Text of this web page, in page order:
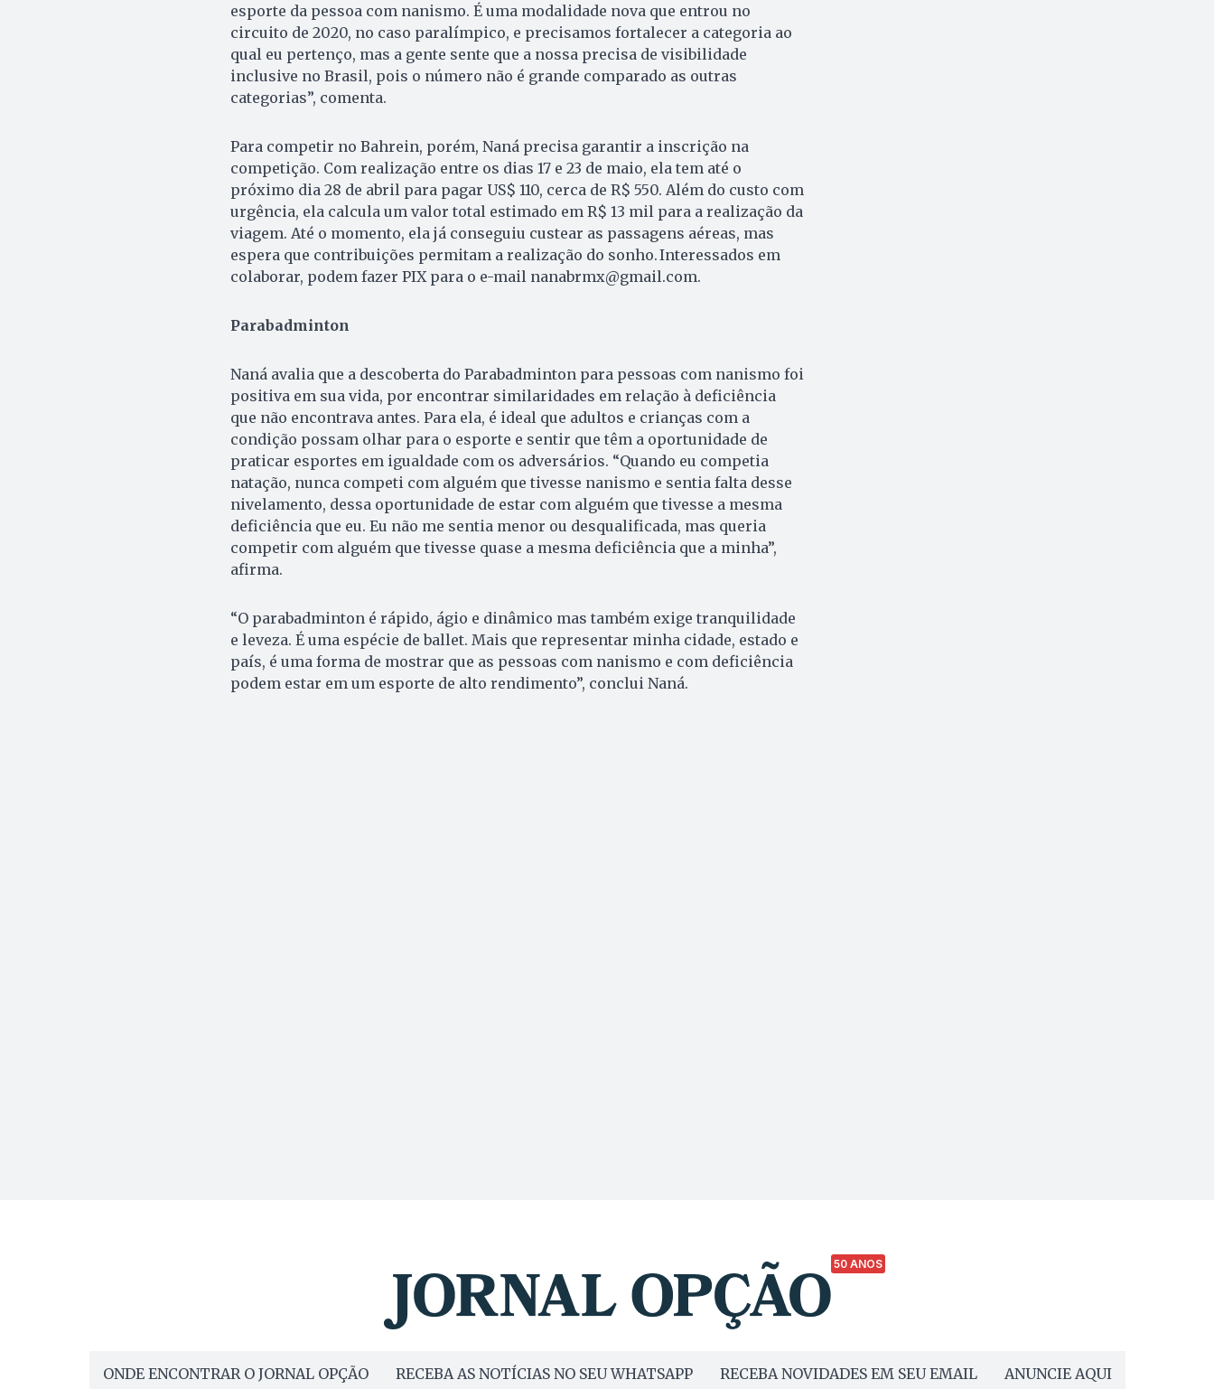
esporte da pessoa com nanismo. É uma modalidade nova que entrou no
circuito de 2020, no caso paralímpico, e precisamos fortalecer a categoria ao
qual eu pertenço, mas a gente sente que a nossa precisa de visibilidade
inclusive no Brasil, pois o número não é grande comparado as outras
categorias”, comenta.
Para competir no Bahrein, porém, Naná precisa garantir a inscrição na
competição. Com realização entre os dias 17 e 23 de maio, ela tem até o
próximo dia 28 de abril para pagar US$ 110, cerca de R$ 550. Além do custo com
urgência, ela calcula um valor total estimado em R$ 13 mil para a realização da
viagem. Até o momento, ela já conseguiu custear as passagens aéreas, mas
espera que contribuições permitam a realização do sonho. Interessados em
colaborar, podem fazer PIX para o e-mail nanabrmx@gmail.com.
Parabadminton
Naná avalia que a descoberta do Parabadminton para pessoas com nanismo foi
positiva em sua vida, por encontrar similaridades em relação à deficiência
que não encontrava antes. Para ela, é ideal que adultos e crianças com a
condição possam olhar para o esporte e sentir que têm a oportunidade de
praticar esportes em igualdade com os adversários. “Quando eu competia
natação, nunca competi com alguém que tivesse nanismo e sentia falta desse
nivelamento, dessa oportunidade de estar com alguém que tivesse a mesma
deficiência que eu. Eu não me sentia menor ou desqualificada, mas queria
competir com alguém que tivesse quase a mesma deficiência que a minha”,
afirma.
“O parabadminton é rápido, ágio e dinâmico mas também exige tranquilidade
e leveza. É uma espécie de ballet. Mais que representar minha cidade, estado e
país, é uma forma de mostrar que as pessoas com nanismo e com deficiência
podem estar em um esporte de alto rendimento”, conclui Naná.
50 ANOS
ONDE ENCONTRAR O JORNAL OPÇÃO RECEBA AS NOTÍCIAS NO SEU WHATSAPP RECEBA NOVIDADES EM SEU EMAIL ANUNCIE AQUI